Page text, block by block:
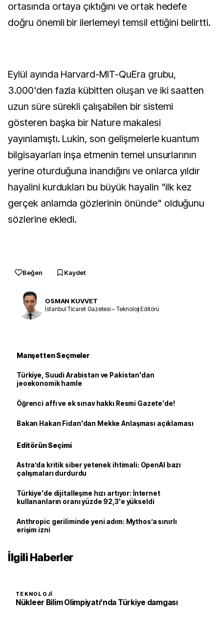
ortasında ortaya çıktığını ve ortak hedefe
doğru önemli bir ilerlemeyi temsil ettiğini belirtti.
Eylül ayında Harvard-MIT-QuEra grubu,
3.000'den fazla kübitten oluşan ve iki saatten
uzun süre sürekli çalışabilen bir sistemi
gösteren başka bir Nature makalesi
yayınlamıştı. Lukin, son gelişmelerle kuantum
bilgisayarları inşa etmenin temel unsurlarının
yerine oturduğuna inandığını ve onlarca yıldır
hayalini kurdukları bu büyük hayalin "ilk kez
gerçek anlamda gözlerinin önünde" olduğunu
sözlerine ekledi.
Beğen Kaydet
OSMAN KUVVET
İstanbul Ticaret Gazetesi – Teknoloji Editörü
Manşetten Seçmeler
Türkiye, Suudi Arabistan ve Pakistan'dan
jeoekonomik hamle
Öğrenci affı ve ek sınav hakkı Resmi Gazete'de!
Bakan Hakan Fidan'dan Mekke Anlaşması açıklaması
Editörün Seçimi
Astra’da kritik siber yetenek ihtimali: OpenAI bazı
çalışmaları durdurdu
Türkiye'de dijitalleşme hızı artıyor: İnternet
kullananların oranı yüzde 92,3'e yükseldi
Anthropic geriliminde yeni adım: Mythos’a sınırlı
erişim izni
İlgili Haberler
TEKNOLOJI
Nükleer Bilim Olimpiyatı'nda Türkiye damgası